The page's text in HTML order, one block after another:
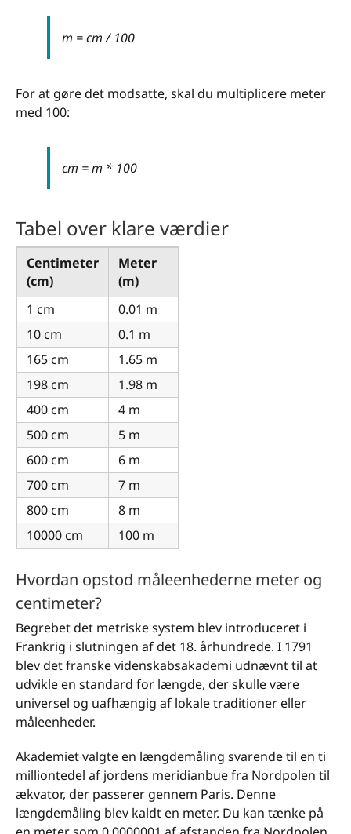
m = cm / 100
For at gøre det modsatte, skal du multiplicere meter
med 100:
cm = m * 100
Tabel over klare værdier
Centimeter
(cm)
Meter
(m)
1 cm
0.01 m
10 cm
0.1 m
165 cm
1.65 m
198 cm
1.98 m
400 cm
4 m
500 cm
5 m
600 cm
6 m
700 cm
7 m
800 cm
8 m
10000 cm
100 m
Hvordan opstod måleenhederne meter og
centimeter?
Begrebet det metriske system blev introduceret i
Frankrig i slutningen af det 18. århundrede. I 1791
blev det franske videnskabsakademi udnævnt til at
udvikle en standard for længde, der skulle være
universel og uafhængig af lokale traditioner eller
måleenheder.
Akademiet valgte en længdemåling svarende til en ti
milliontedel af jordens meridianbue fra Nordpolen til
ækvator, der passerer gennem Paris. Denne
længdemåling blev kaldt en meter. Du kan tænke på